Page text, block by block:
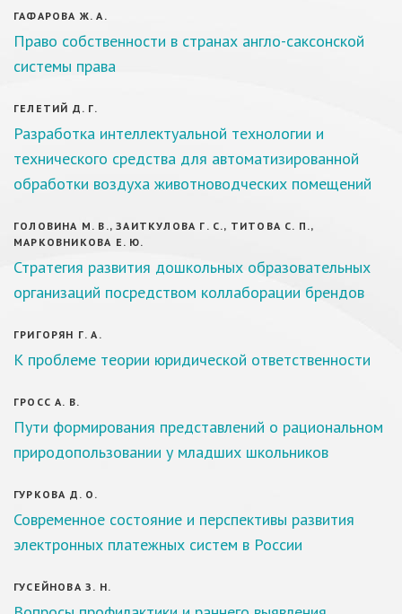
ГАФАРОВА Ж. А.
Право собственности в странах англо-саксонской
системы права
ГЕЛЕТИЙ Д. Г.
Разработка интеллектуальной технологии и
технического средства для автоматизированной
обработки воздуха животноводческих помещений
ГОЛОВИНА М. В., ЗАИТКУЛОВА Г. С., ТИТОВА С. П.,
МАРКОВНИКОВА Е. Ю.
Стратегия развития дошкольных образовательных
организаций посредством коллаборации брендов
ГРИГОРЯН Г. А.
К проблеме теории юридической ответственности
ГРОСС А. В.
Пути формирования представлений о рациональном
природопользовании у младших школьников
ГУРКОВА Д. О.
Современное состояние и перспективы развития
электронных платежных систем в России
ГУСЕЙНОВА З. Н.